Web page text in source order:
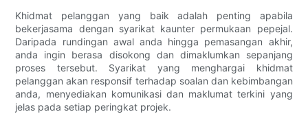
Khidmat pelanggan yang baik adalah penting apabila
bekerjasama dengan syarikat kaunter permukaan pepejal.
Daripada rundingan awal anda hingga pemasangan akhir,
anda ingin berasa disokong dan dimaklumkan sepanjang
proses tersebut. Syarikat yang menghargai khidmat
pelanggan akan responsif terhadap soalan dan kebimbangan
anda, menyediakan komunikasi dan maklumat terkini yang
jelas pada setiap peringkat projek.